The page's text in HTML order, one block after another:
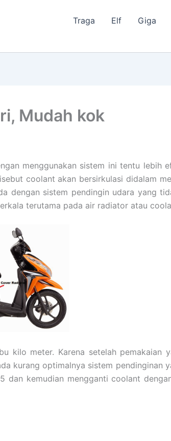
Traga Elf Giga
Mudah kok
menggunakan sistem ini tentu lebih
coolant akan bersirkulasi didalam
dengan sistem pendingin udara yang
terutama pada air radiator atau
kilo meter. Karena setelah pemakaian
kurang optimalnya sistem pendinginan
kemudian mengganti coolant